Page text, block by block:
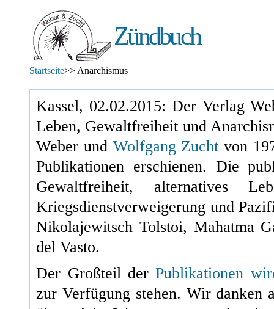
Zündbuch
Startseite>> Anarchismus
Kassel, 02.02.2015: Der Verlag
Leben, Gewaltfreiheit und
Weber und Wolfgang Zucht von
Publikationen erschienen. Die
Gewaltfreiheit, alternatives
Kriegsdienstverweigerung und
Nikolajewitsch Tolstoi, Mahatma
del Vasto.
Der Großteil derPublikationen
zur Verfügung stehen. Wir danken